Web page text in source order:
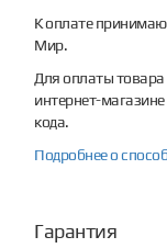
К оплате
Мир.
Для оплаты
интернет-
кода.
Подробнее о
Гарантия